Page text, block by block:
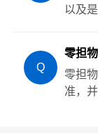
以及
Q
零担
零担
准，